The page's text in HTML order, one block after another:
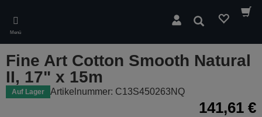
main
content
Menü
Suchen
Fine Art Cotton Smooth Natural
II, 17" x 15m
Auf Lager Artikelnummer: C13S450263NQ
141,61 €